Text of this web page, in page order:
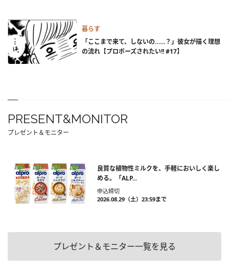
暮らす
「ここまで来て、しないの……？」彼女が描く理想
の流れ【プロポーズされたい!! #17】
PRESENT&MONITOR
プレゼント＆モニター
良質な植物性ミルクを、手軽においしく楽し
める。「ALP...
申込締切
2026.08.29（土）23:59まで
プレゼント＆モニター一覧を見る